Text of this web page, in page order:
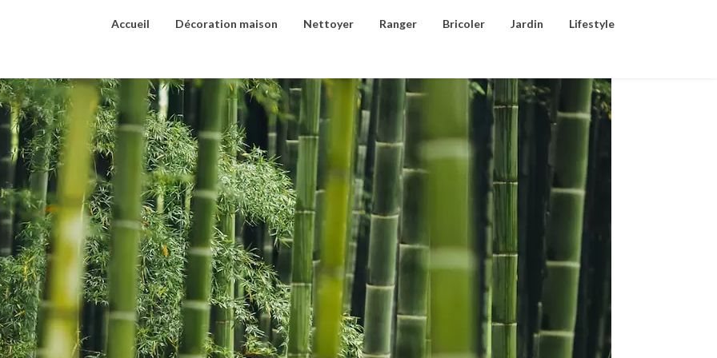
Accueil Décoration maison Nettoyer Ranger Bricoler Jardin Lifestyle